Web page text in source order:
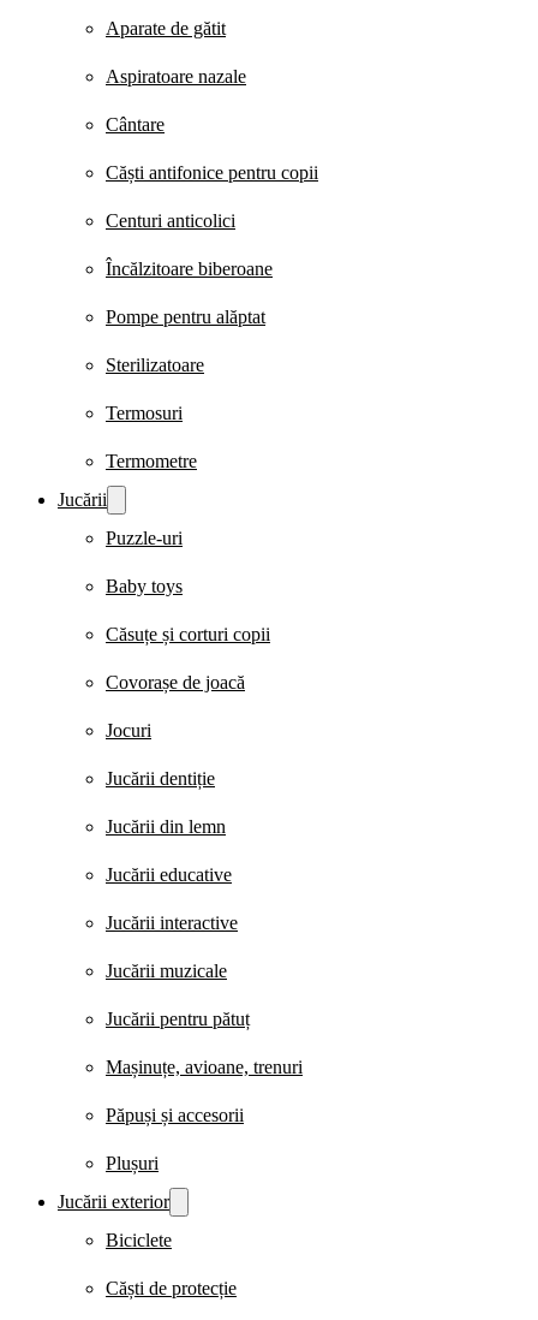
Aparate de gătit
Aspiratoare nazale
Cântare
Căști antifonice pentru copii
Centuri anticolici
Încălzitoare biberoane
Pompe pentru alăptat
Sterilizatoare
Termosuri
Termometre
Jucării
Puzzle-uri
Baby toys
Căsuțe și corturi copii
Covorașe de joacă
Jocuri
Jucării dentiție
Jucării din lemn
Jucării educative
Jucării interactive
Jucării muzicale
Jucării pentru pătuț
Mașinuțe, avioane, trenuri
Păpuși și accesorii
Plușuri
Jucării exterior
Biciclete
Căști de protecție